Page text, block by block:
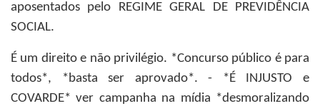
aposentados pelo REGIME GERAL DE PREVIDÊNCIA
SOCIAL.
É um direito e não privilégio. *Concurso público é para
todos*, *basta ser aprovado*. - *É INJUSTO e
COVARDE* ver campanha na mídia *desmoralizando